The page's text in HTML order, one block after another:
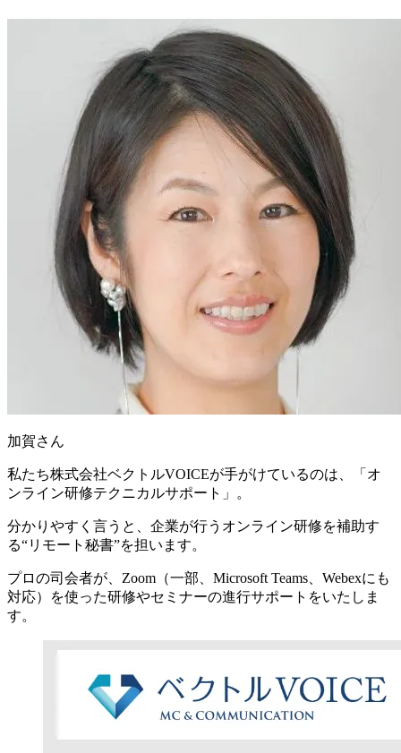
加賀さん
私たち株式会社ベクトルVOICEが手がけているのは、
「オ
ンライン研修テクニカルサポート」
。
分かりやすく言うと、 企業が行うオンライン研修を補助す
る“リモート秘書”を担います。
プロの司会者が、Zoom（一部、Microsoft Teams、Webexにも
対応）を使った研修やセミナーの進行サポートをいたしま
す。